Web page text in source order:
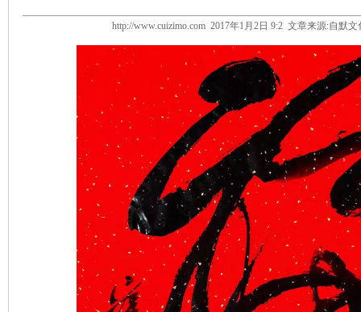
http://www.cuizimo.com 2017年1月2日 9:2 文章来源:自默